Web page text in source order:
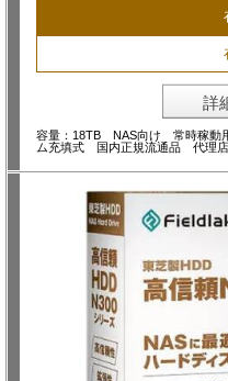
詳
容量：18TB NAS向け 常時稼
ム充填式 国内正規流通品 代理店